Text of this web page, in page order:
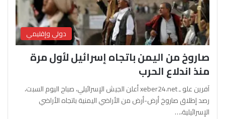
دولي وإقليمي
صاروخ من اليمن باتجاه إسرائيل لأول مرة
منذ اندلاع الحرب
آفرين علو ـ xeber24.net أعلن الجيش الإسرائيلي، صباح اليوم السبت،
رصد إطلاق صاروخ أرض-أرض من الأراضي اليمنية باتجاه الأراضي
الإسرائيلية،…